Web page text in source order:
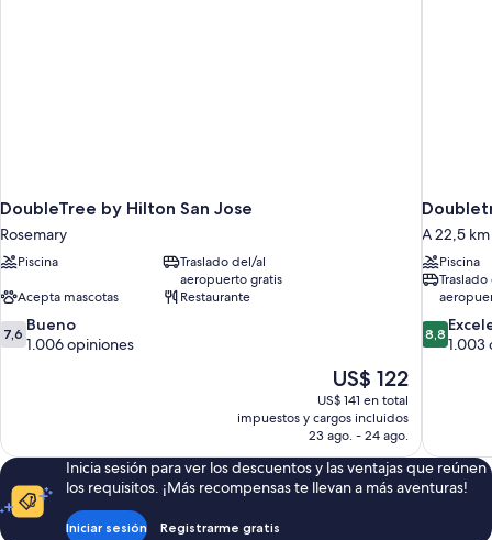
DoubleTree by Hilton San Jose
Rosemary
Piscina
Traslado del/al
aeropuerto gratis
Acepta mascotas
Restaurante
7.6
de
7,6 Bueno
1.006 opiniones
El
precio
actual
es
de
US$ 122
US$ 122
US$ 141 en total
impuestos y cargos incluidos
23 ago. - 24 ago.
A 22,5
Piscina
8.8
de
8,8
1.003
Inicia sesión para ver los descuentos y las ventajas que reúnen
los requisitos. ¡Más recompensas te llevan a más aventuras!
Iniciar sesión Registrarme gratis